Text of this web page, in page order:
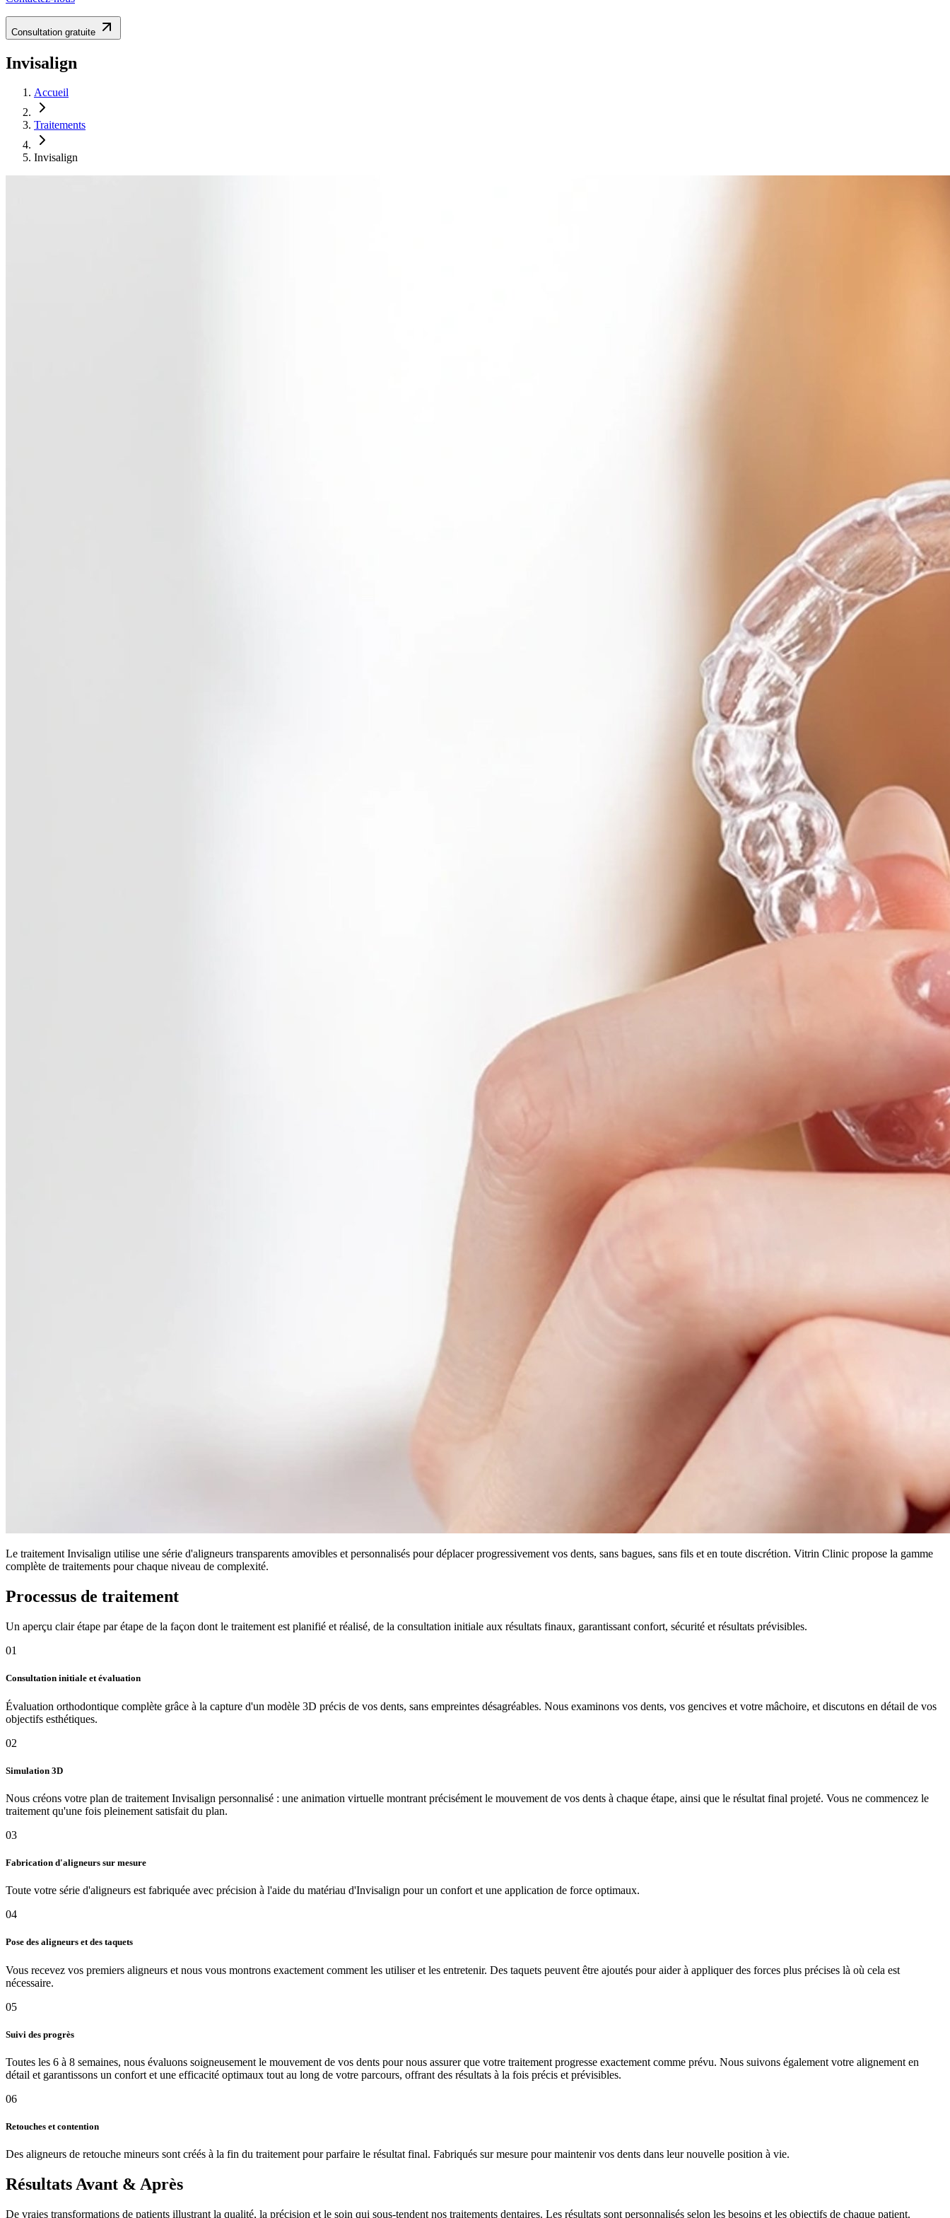
Consultation gratuite
Invisalign
Accueil
Traitements
Invisalign
Le traitement Invisalign utilise une série d'aligneurs transparents amovibles et personnalisés pour déplacer progressivement vos dents, sans bagues, sans fils et en toute discrétion. Vitrin Clinic propose la gamme
complète de traitements pour chaque niveau de complexité.
Processus de traitement
Un aperçu clair étape par étape de la façon dont le traitement est planifié et réalisé, de la consultation initiale aux résultats finaux, garantissant confort, sécurité et résultats prévisibles.
01
Consultation initiale et évaluation
Évaluation orthodontique complète grâce à la capture d'un modèle 3D précis de vos dents, sans empreintes désagréables. Nous examinons vos dents, vos gencives et votre mâchoire, et discutons en détail de vos
objectifs esthétiques.
02
Simulation 3D
Nous créons votre plan de traitement Invisalign personnalisé : une animation virtuelle montrant précisément le mouvement de vos dents à chaque étape, ainsi que le résultat final projeté. Vous ne commencez le
traitement qu'une fois pleinement satisfait du plan.
03
Fabrication d'aligneurs sur mesure
Toute votre série d'aligneurs est fabriquée avec précision à l'aide du matériau d'Invisalign pour un confort et une application de force optimaux.
04
Pose des aligneurs et des taquets
Vous recevez vos premiers aligneurs et nous vous montrons exactement comment les utiliser et les entretenir. Des taquets peuvent être ajoutés pour aider à appliquer des forces plus précises là où cela est
nécessaire.
05
Suivi des progrès
Toutes les 6 à 8 semaines, nous évaluons soigneusement le mouvement de vos dents pour nous assurer que votre traitement progresse exactement comme prévu. Nous suivons également votre alignement en
détail et garantissons un confort et une efficacité optimaux tout au long de votre parcours, offrant des résultats à la fois précis et prévisibles.
06
Retouches et contention
Des aligneurs de retouche mineurs sont créés à la fin du traitement pour parfaire le résultat final. Fabriqués sur mesure pour maintenir vos dents dans leur nouvelle position à vie.
Résultats Avant & Après
De vraies transformations de patients illustrant la qualité, la précision et le soin qui sous-tendent nos traitements dentaires. Les résultats sont personnalisés selon les besoins et les objectifs de chaque patient.